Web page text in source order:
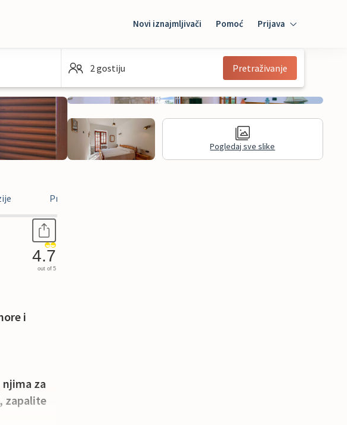
Novi iznajmljivači Pomoć Prijava
Mybooking
2 gostiju Pretraživanje
Pogledaj sve slike
Pravne informacije
4.7
out of 5
i
za
zapalite